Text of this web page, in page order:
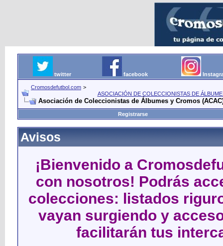
twitter facebook
Cromosdefutbol.com >
ASOCIACIÓN DE COLECCIONISTAS DE
Asociación de Coleccionistas de Álbumes y Cromos
Registrarse
Avisos
¡Bienvenido a
con nosotros! Podrás
colecciones: listados
vayan surgiendo y
facilitarán tus